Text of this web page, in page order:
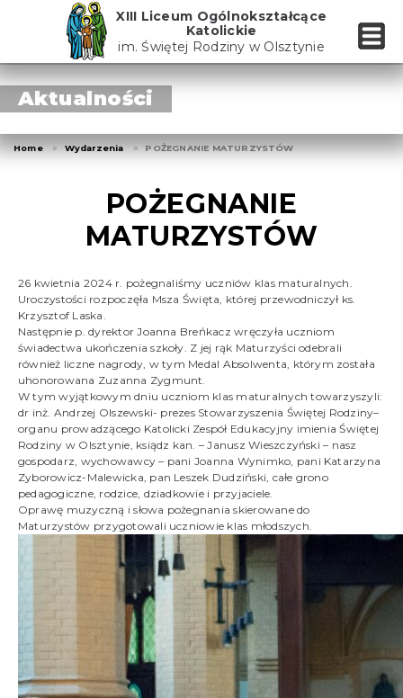
XIII Liceum Ogólnokształcące
Katolickie
im. Świętej Rodziny w Olsztynie
Aktualności
Home Wydarzenia POŻEGNANIE MATURZYSTÓW
POŻEGNANIE
MATURZYSTÓW
26 kwietnia 2024 r. pożegnaliśmy uczniów klas maturalnych.
Uroczystości rozpoczęła Msza Święta, której przewodniczył ks.
Krzysztof Laska.
Następnie p. dyrektor Joanna Breńkacz wręczyła uczniom
świadectwa ukończenia szkoły. Z jej rąk Maturzyści odebrali
również liczne nagrody, w tym Medal Absolwenta, którym została
uhonorowana Zuzanna Zygmunt.
W tym wyjątkowym dniu uczniom klas maturalnych towarzyszyli:
dr inż. Andrzej Olszewski- prezes Stowarzyszenia Świętej Rodziny–
organu prowadzącego Katolicki Zespół Edukacyjny imienia Świętej
Rodziny w Olsztynie, ksiądz kan. – Janusz Wieszczyński – nasz
gospodarz, wychowawcy – pani Joanna Wynimko, pani Katarzyna
Zyborowicz-Malewicka, pan Leszek Dudziński, całe grono
pedagogiczne, rodzice, dziadkowie i przyjaciele.
Oprawę muzyczną i słowa pożegnania skierowane do
Maturzystów przygotowali uczniowie klas młodszych.